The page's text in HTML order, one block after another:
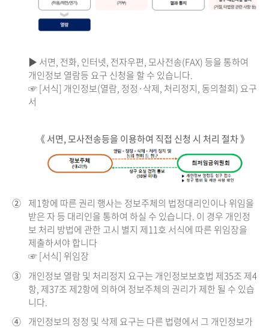
▶ 서면, 전화, 인터넷, 전자우편, 모사전송(FAX) 등을 통하여
개인정보 열람등 요구 신청을 할 수 있습니다.
☞ [서식] 개인정보(열람, 정정·삭제, 처리정지, 동의철회) 요구
서
《 서면, 모사전송등을 이용하여 직접 신청 시 처리 절차 》
② 제1항에 따른 권리 행사는 정보주체의 법정대리인이나 위임을
받은 자 등 대리인을 통하여 하실 수 있습니다. 이 경우 개인정
보 처리 방법에 관한 고시 별지 제11호 서식에 따른 위임장을
제출하셔야 합니다
☞ [서식] 위임장
③ 개인정보 열람 및 처리정지 요구는 개인정보보호법 제35조 제4
항, 제37조 제2항에 의하여 정보주체의 권리가 제한 될 수 있습
니다.
④ 개인정보의 정정 및 삭제 요구는 다른 법령에서 그 개인정보가